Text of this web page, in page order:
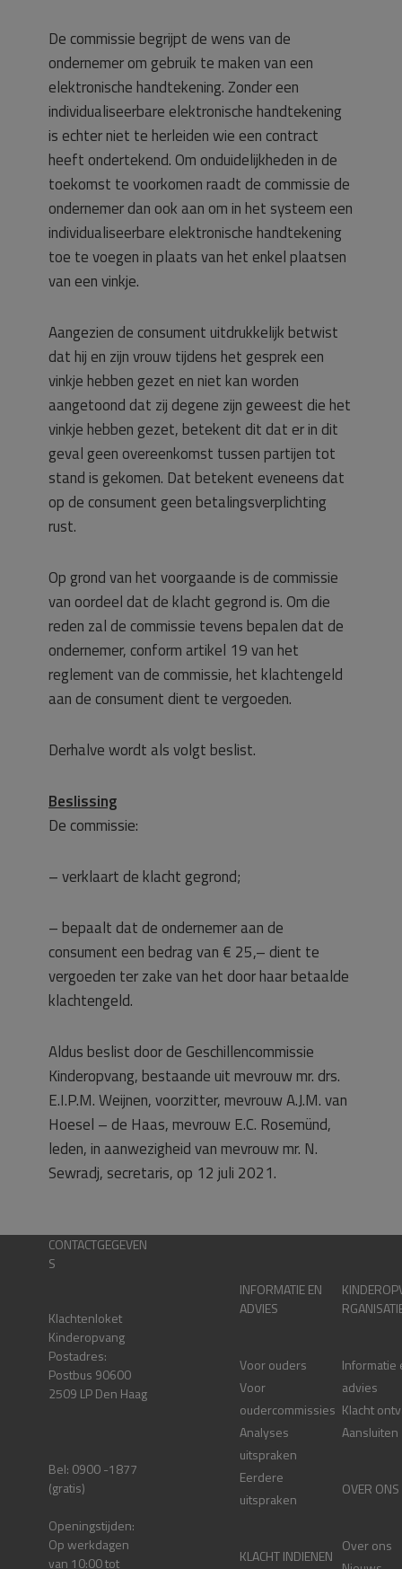
De commissie begrijpt de wens van de
ondernemer om gebruik te maken van een
elektronische handtekening. Zonder een
individualiseerbare elektronische handtekening
is echter niet te herleiden wie een contract
heeft ondertekend. Om onduidelijkheden in de
toekomst te voorkomen raadt de commissie de
ondernemer dan ook aan om in het systeem een
individualiseerbare elektronische handtekening
toe te voegen in plaats van het enkel plaatsen
van een vinkje.
Aangezien de consument uitdrukkelijk betwist
dat hij en zijn vrouw tijdens het gesprek een
vinkje hebben gezet en niet kan worden
aangetoond dat zij degene zijn geweest die het
vinkje hebben gezet, betekent dit dat er in dit
geval geen overeenkomst tussen partijen tot
stand is gekomen. Dat betekent eveneens dat
op de consument geen betalingsverplichting
rust.
Op grond van het voorgaande is de commissie
van oordeel dat de klacht gegrond is. Om die
reden zal de commissie tevens bepalen dat de
ondernemer, conform artikel 19 van het
reglement van de commissie, het klachtengeld
aan de consument dient te vergoeden.
Derhalve wordt als volgt beslist.
Beslissing
De commissie:
– verklaart de klacht gegrond;
– bepaalt dat de ondernemer aan de
consument een bedrag van € 25,– dient te
vergoeden ter zake van het door haar betaalde
klachtengeld.
Aldus beslist door de Geschillencommissie
Kinderopvang, bestaande uit mevrouw mr. drs.
E.I.P.M. Weijnen, voorzitter, mevrouw A.J.M. van
Hoesel – de Haas, mevrouw E.C. Rosemünd,
leden, in aanwezigheid van mevrouw mr. N.
Sewradj, secretaris, op 12 juli 2021.
CONTACTGEGEVEN
S
Klachtenloket
Kinderopvang
Postadres:
Postbus 90600
2509 LP Den Haag
Bel: 0900 -1877
(gratis)
Openingstijden:
Op werkdagen
van 10:00 tot
INFORMATIE EN
ADVIES
Voor ouders
Voor
oudercommissies
Analyses
uitspraken
Eerdere
uitspraken
KLACHT INDIENEN
Informatie
advies
Klacht
Aansluiten
OVER ONS
Over ons